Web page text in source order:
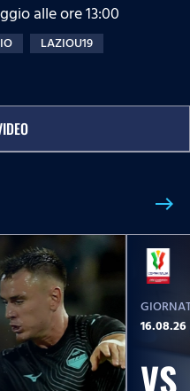
alle ore 13:00
LAZIOU19
east
16.08.26
VS